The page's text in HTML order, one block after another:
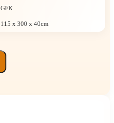
GFK
115 x 300 x 40cm